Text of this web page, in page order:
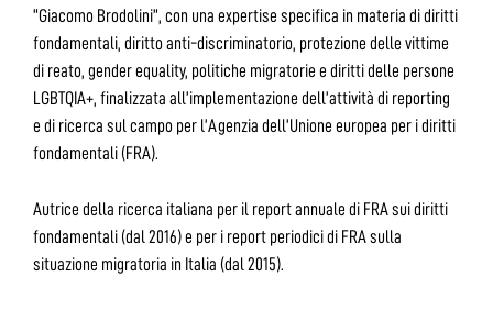
“Giacomo Brodolini”, con una expertise specifica in materia di diritti
fondamentali, diritto anti-discriminatorio, protezione delle vittime
di reato, gender equality, politiche migratorie e diritti delle persone
LGBTQIA+, finalizzata all’implementazione dell’attività di reporting
e di ricerca sul campo per l’Agenzia dell’Unione europea per i diritti
fondamentali (FRA).
Autrice della ricerca italiana per il report annuale di FRA sui diritti
fondamentali (dal 2016) e per i report periodici di FRA sulla
situazione migratoria in Italia (dal 2015).